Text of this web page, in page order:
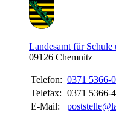
Landesamt für
09126 Chemnitz
Telefon: 0371 5366-0
Telefax: 0371 5366-
E-Mail: